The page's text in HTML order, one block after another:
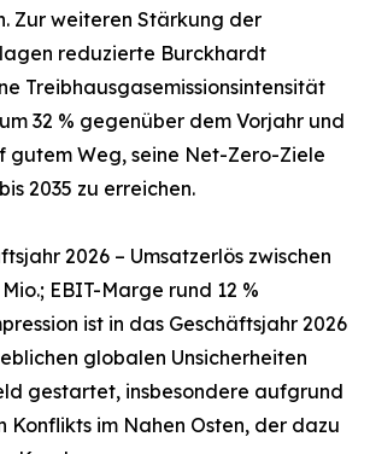
Zur weiteren Stärkung der
reduzierte Burckhardt
Treibhausgasemissionsintensität
32 % gegenüber dem Vorjahr und
gutem Weg, seine Net-Zero-Ziele
2035 zu erreichen.
2026 – Umsatzerlös zwischen
EBIT-Marge rund 12 %
ist in das Geschäftsjahr 2026
globalen Unsicherheiten
gestartet, insbesondere aufgrund
Konflikts im Nahen Osten, der dazu